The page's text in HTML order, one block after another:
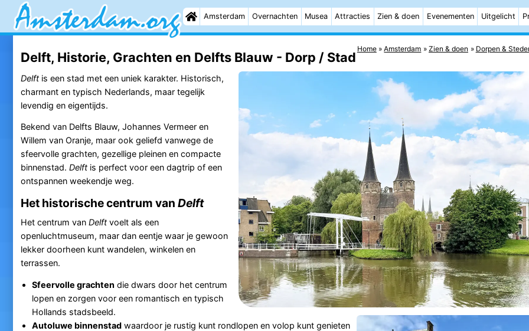
Amsterdam Overnachten Musea Attracties Zien & doen Evenementen Uitgelicht
Home Amsterdam Zien & doen Dorpen &
Delft, Historie, Grachten en Delfts Blauw - Dorp / Stad
Delftis een stad met een uniek karakter. Historisch,
charmant en typisch Nederlands, maar tegelijk
levendig en eigentijds.
Bekend van Delfts Blauw, Johannes Vermeer en
Willem van Oranje, maar ook geliefd vanwege de
sfeervolle grachten, gezellige pleinen en compacte
binnenstad. Delftis perfect voor een dagtrip of een
ontspannen weekendje weg.
Het historische centrum van Delft
Het centrum van Delftvoelt als een
openluchtmuseum, maar dan eentje waar je gewoon
lekker doorheen kunt wandelen, winkelen en
terrassen.
Sfeervolle grachten die dwars door het centrum
lopen en zorgen voor een romantisch en typisch
Hollands stadsbeeld.
Autoluwe binnenstadwaardoor je rustig kunt rondlopen en volop kunt genieten